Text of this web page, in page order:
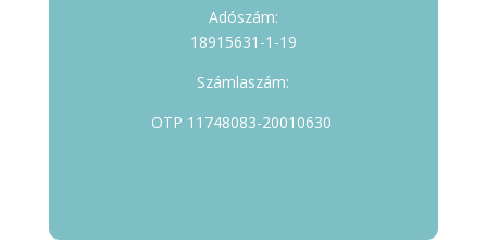
Adószám:
18915631-1-19
Számlaszám:
OTP 11748083-20010630